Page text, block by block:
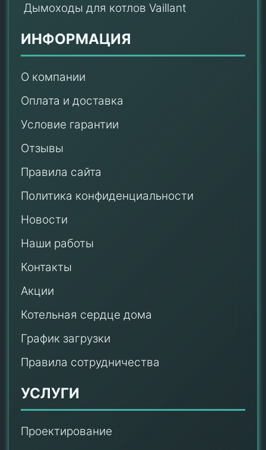
Дымоходы для котлов Vaillant
ИНФОРМАЦИЯ
О компании
Оплата и доставка
Условие гарантии
Отзывы
Правила сайта
Политика конфиденциальности
Новости
Наши работы
Контакты
Акции
Котельная сердце дома
График загрузки
Правила сотрудничества
УСЛУГИ
Проектирование